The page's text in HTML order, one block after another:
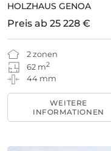
HOLZHAUS GENOA
2 zonen
62 m2
44 mm
Preis ab 25 228 €
WEITERE
INFORMATIONEN